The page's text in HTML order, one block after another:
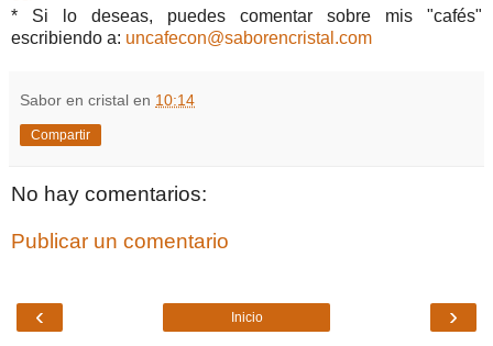
* Si lo deseas, puedes comentar sobre mis "cafés"
escribiendo a: uncafecon@saborencristal.com
Sabor en cristal en 10:14
Compartir
No hay comentarios:
Publicar un comentario
‹ ›
Inicio